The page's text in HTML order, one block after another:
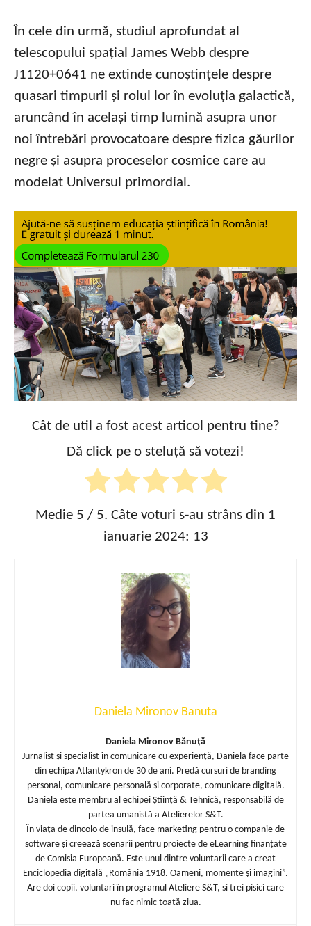
În cele din urmă, studiul aprofundat al
telescopului spațial James Webb despre
J1120+0641 ne extinde cunoștințele despre
quasari timpurii și rolul lor în evoluția galactică,
aruncând în același timp lumină asupra unor
noi întrebări provocatoare despre fizica găurilor
negre și asupra proceselor cosmice care au
modelat Universul primordial.
Cât de util a fost acest articol pentru tine?
Dă click pe o steluță să votezi!
Medie 5 / 5. Câte voturi s-au strâns din 1
ianuarie 2024: 13
Daniela Mironov Banuta
Daniela Mironov Bănuță
Jurnalist și specialist în comunicare cu experiență, Daniela face parte
din echipa Atlantykron de 30 de ani. Predă cursuri de branding
personal, comunicare personală și corporate, comunicare digitală.
Daniela este membru al echipei Știință & Tehnică, responsabilă de
partea umanistă a Atelierelor S&T.
În viața de dincolo de insulă, face marketing pentru o companie de
software și creează scenarii pentru proiecte de eLearning finanțate
de Comisia Europeană. Este unul dintre voluntarii care a creat
Enciclopedia digitală „România 1918. Oameni, momente și imagini”.
Are doi copii, voluntari în programul Ateliere S&T, și trei pisici care
nu fac nimic toată ziua.